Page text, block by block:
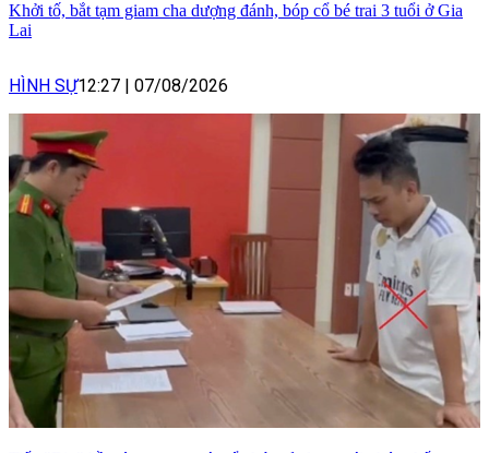
Khởi tố, bắt tạm giam cha dượng đánh, bóp cổ bé trai 3 tuổi ở Gia
Lai
HÌNH SỰ12:27 07/08/2026